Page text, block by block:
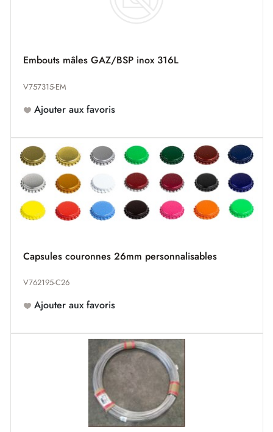
Embouts mâles GAZ/BSP inox 316L
V757315-EM
Ajouter aux favoris
Capsules couronnes 26mm personnalisables
V762195-C26
Ajouter aux favoris